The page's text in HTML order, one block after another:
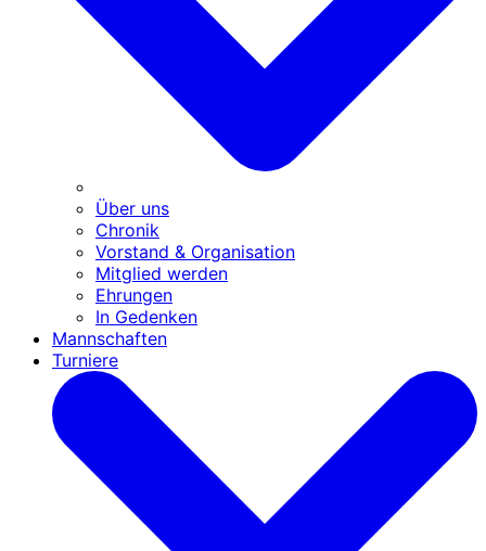
Über uns
Chronik
Vorstand & Organisation
Mitglied werden
Ehrungen
In Gedenken
Mannschaften
Turniere